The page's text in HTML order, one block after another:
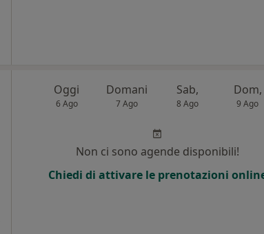
Oggi
6 Ago
Domani
7 Ago
Sab,
8 Ago
Dom,
9 Ago
Non ci sono agende disponibili!
Chiedi di attivare le prenotazioni